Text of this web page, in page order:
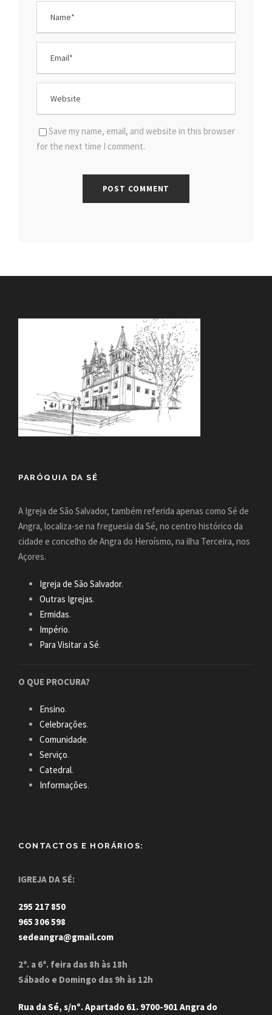
Save my name, email, and website in this browser
for the next time I comment.
PARÓQUIA DA SÉ
A Igreja de São Salvador, também referida apenas como Sé de
Angra, localiza-se na freguesia da Sé, no centro histórico da
cidade e concelho de Angra do Heroísmo, na ilha Terceira, nos
Açores.
Igreja de São Salvador.
Outras Igrejas.
Ermidas.
Império.
Para Visitar a Sé.
O QUE PROCURA?
Ensino.
Celebrações.
Comunidade.
Serviço.
Catedral.
Informações.
CONTACTOS E HORÁRIOS:
IGREJA DA SÉ:
295 217 850
965 306 598
sedeangra@gmail.com
2ª. a 6ª. feira das 8h às 18h
Sábado e Domingo das 9h às 12h
Rua da Sé, s/nº. Apartado 61. 9700-901 Angra do